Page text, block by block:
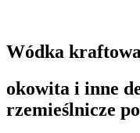
Wódka
okowita i inne
rzemieślnicze